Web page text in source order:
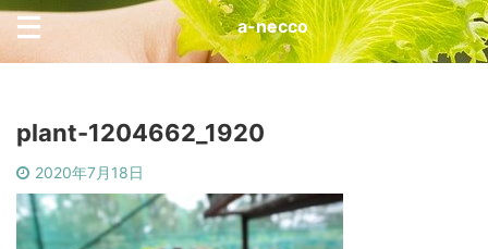
a-necco
plant-1204662_1920
2020年7月18日